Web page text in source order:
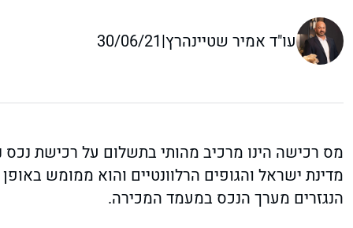
עו"ד אמיר שטיינהרץ|
30/06/21
מס רכישה הינו מרכיב מהותי בתשלום על רכישת
מדינת ישראל והגופים הרלוונטיים והוא ממומש
הנגזרים מערך הנכס במעמד המכירה.